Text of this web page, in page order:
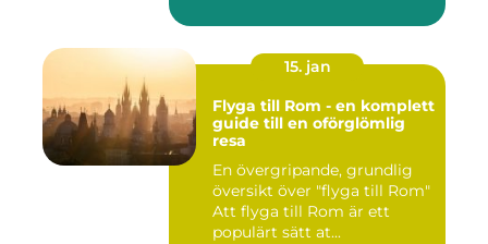
15. jan
Flyga till Rom - en komplett
guide till en oförglömlig
resa
En övergripande, grundlig
översikt över "flyga till Rom"
Att flyga till Rom är ett
populärt sätt at...